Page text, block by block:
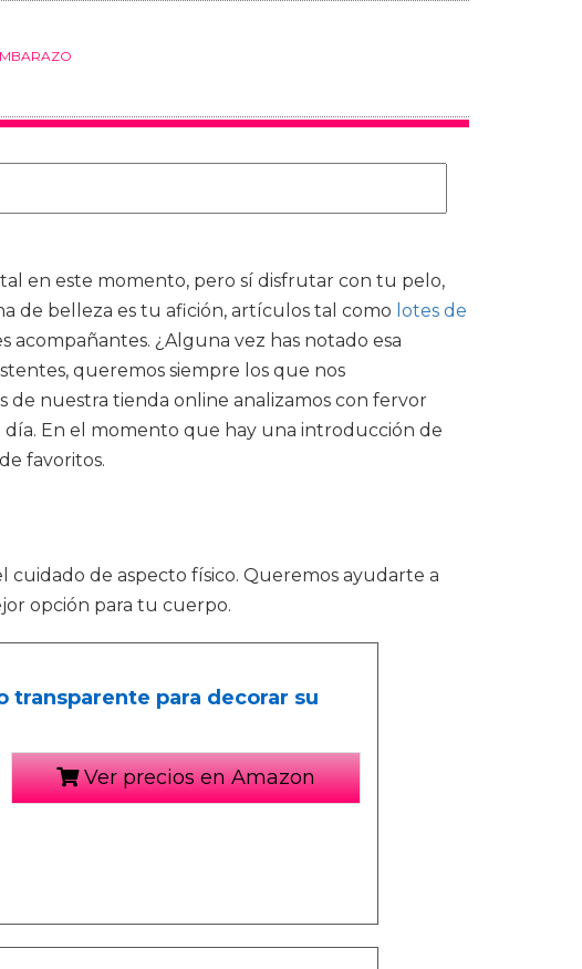
en este momento, pero sí disfrutar con tu pelo,
de belleza es tu afición, artículos tal como lotes de
acompañantes. ¿Alguna vez has notado esa
queremos siempre los que nos
nuestra tienda online analizamos con fervor
En el momento que hay una introducción de
favoritos.
cuidado de aspecto físico. Queremos ayudarte a
opción para tu cuerpo.
transparente para decorar su
Ver precios en Amazon